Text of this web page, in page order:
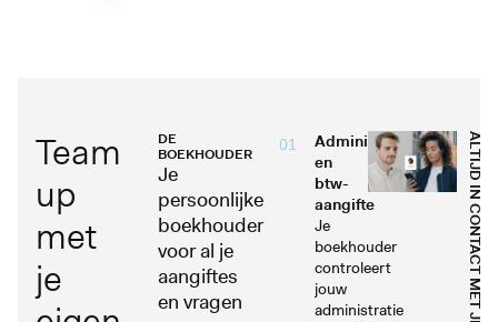
Team
up
met
je
DE
BOEKHOUDER
Je
persoonlijke
boekhouder
voor al je
aangiftes
en vragen
01
Administratie
en
btw-
aangifte
Je
boekhouder
controleert
jouw
administratie